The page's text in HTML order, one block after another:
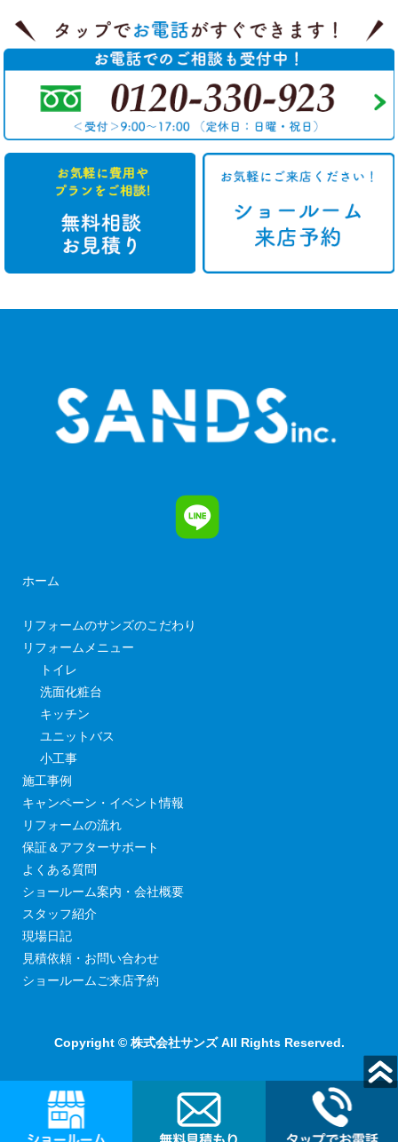
ホーム
リフォームのサンズのこだわり
リフォームメニュー
トイレ
洗面化粧台
キッチン
ユニットバス
小工事
施工事例
キャンペーン・イベント情報
リフォームの流れ
保証＆アフターサポート
よくある質問
ショールーム案内・会社概要
スタッフ紹介
現場日記
見積依頼・お問い合わせ
ショールームご来店予約
Copyright © 株式会社サンズ All Rights Reserved.